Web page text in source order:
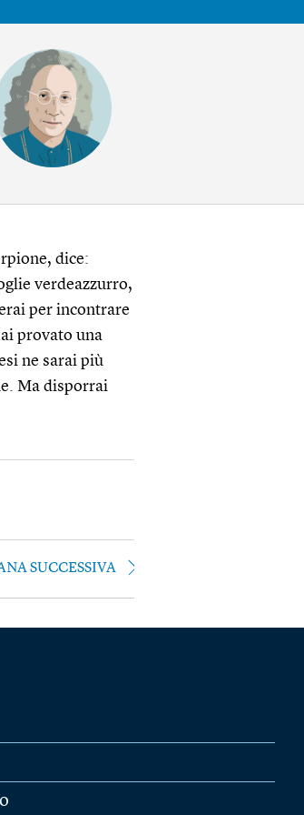
dice:
verdeazzurro,
per incontrare
provato una
ne sarai più
Ma disporrai
SUCCESSIVA